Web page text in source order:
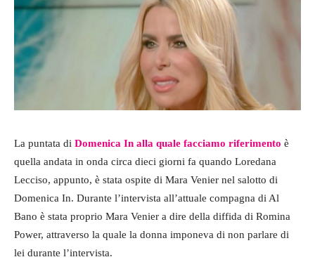
La puntata di Domenica In alla quale facciamo riferimento è
quella andata in onda circa dieci giorni fa quando Loredana
Lecciso, appunto, è stata ospite di Mara Venier nel salotto di
Domenica In. Durante l’intervista all’attuale compagna di Al
Bano è stata proprio Mara Venier a dire della diffida di Romina
Power, attraverso la quale la donna imponeva di non parlare di
lei durante l’intervista.